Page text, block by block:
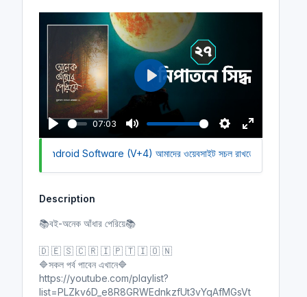
P
l
07:03
M
u
S
e
E
n
P
a
y
Android Software (V+4) আমাদের ওয়েবসাইট সচল রাখতে আমাদের অর্থ
Description
📚বই-অনেক আঁধার পেরিয়ে📚
🇩 🇪 🇸 🇨 🇷 🇮 🇵 🇹 🇮 🇴 🇳
🔷সকল পর্ব পাবেন এখানে🔷
https://youtube.com/playlist?
list=PLZkv6D_e8R8GRWEdnkzfUt3vYqAfMGsVt